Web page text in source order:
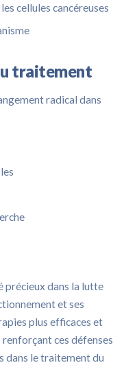
cellules cancéreuses
traitement
radical dans
précieux dans la lutte
et ses
plus efficaces et
renforçant ces défenses
dans le traitement du